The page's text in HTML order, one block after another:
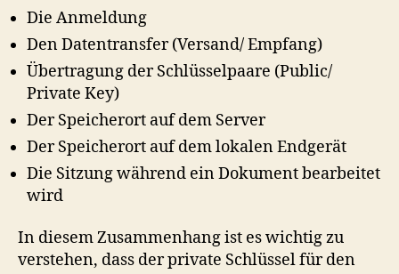
Die Anmeldung
Den Datentransfer (Versand/ Empfang)
Übertragung der Schlüsselpaare (Public/
Private Key)
Der Speicherort auf dem Server
Der Speicherort auf dem lokalen Endgerät
Die Sitzung während ein Dokument bearbeitet
wird
In diesem Zusammenhang ist es wichtig zu
verstehen, dass der private Schlüssel für den